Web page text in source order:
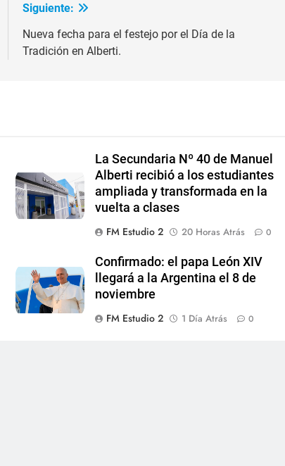
Siguiente:
Nueva fecha para el festejo por el Día de la
Tradición en Alberti.
La Secundaria Nº 40 de Manuel
Alberti recibió a los estudiantes
ampliada y transformada en la
vuelta a clases
FM Estudio 2
20 Horas Atrás 0
Confirmado: el papa León XIV
llegará a la Argentina el 8 de
noviembre
FM Estudio 2
1 Día Atrás 0